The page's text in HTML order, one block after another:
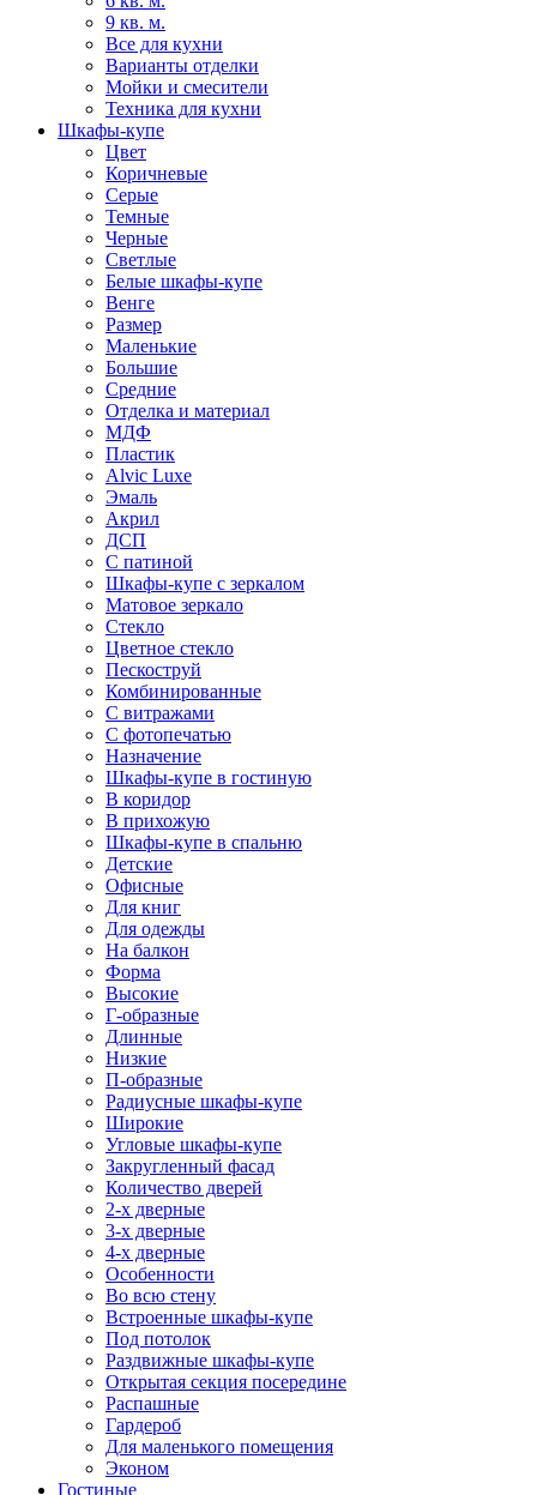
9 кв. м.
Все для кухни
Варианты отделки
Мойки и смесители
Техника для кухни
Шкафы-купе
Цвет
Коричневые
Серые
Темные
Черные
Светлые
Белые шкафы-купе
Венге
Размер
Маленькие
Большие
Средние
Отделка и материал
МДФ
Пластик
Alvic Luxe
Эмаль
Акрил
ДСП
С патиной
Шкафы-купе с зеркалом
Матовое зеркало
Стекло
Цветное стекло
Пескоструй
Комбинированные
С витражами
С фотопечатью
Назначение
Шкафы-купе в гостиную
В коридор
В прихожую
Шкафы-купе в спальню
Детские
Офисные
Для книг
Для одежды
На балкон
Форма
Высокие
Г-образные
Длинные
Низкие
П-образные
Радиусные шкафы-купе
Широкие
Угловые шкафы-купе
Закругленный фасад
Количество дверей
2-х дверные
3-х дверные
4-х дверные
Особенности
Во всю стену
Встроенные шкафы-купе
Под потолок
Раздвижные шкафы-купе
Открытая секция посередине
Распашные
Гардероб
Для маленького помещения
Эконом
Гостиные